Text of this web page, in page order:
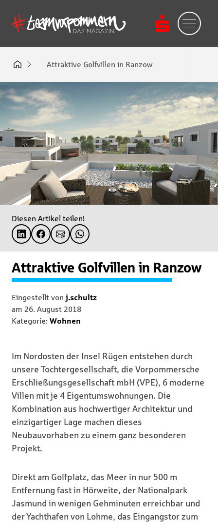
Attraktive Golfvillen in Ranzow
Diesen Artikel teilen!
Attraktive Golfvillen in Ranzow
Eingestellt von j.schultz
am 26. August 2018
Kategorie: Wohnen
Im Nordosten der Insel Rügen entstehen durch
unsere Tochtergesellschaft, die Vorpommersche
Erschließungsgesellschaft mbH (VPE), 6 moderne
Villen mit je 4 Eigentumswohnungen. Die
Kombination aus hochwertiger Architektur und
einzigartiger Lage machen dieses
Neubauvorhaben zu einem ganz besonderen
Projekt.
Direkt am Golfplatz, das Meer in nur 500 m
Entfernung fast in Hörweite, der Nationalpark
Jasmund in wenigen Gehminuten erreichbar und
der Yachthafen von Lohme, das Eingangstor zum